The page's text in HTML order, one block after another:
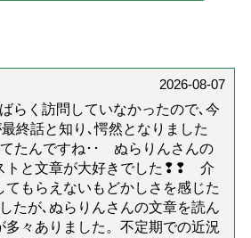
2026-08-07
らく訪問していなかったので､今
終話と知り､愕然となりました
たんですね･･ ぬらりんさんの
トと文章が大好きでした❢❢ 介
てもらえないもどかしさを感じた
たが､ぬらりんさんの文章を読ん
多々ありました。不定期での近況